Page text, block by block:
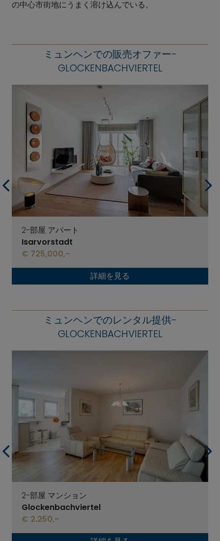
の中心市街地にうまく溶け込んでいる。
ミュンヘンでの販売オファー-
GLOCKENBACHVIERTEL
2-部屋 アパート
Isarvorstadt
€ 725,000,-
詳細を見る
ミュンヘンでのレンタル提供-
GLOCKENBACHVIERTEL
2-部屋 マンション
Glockenbachviertel
€ 2.250,-